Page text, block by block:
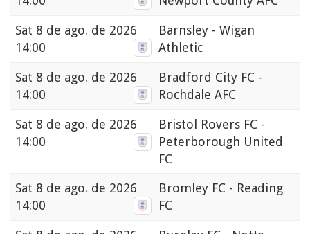
Sat 8 de ago. de 2026
14:00
Barnsley - Wigan
Athletic
Sat 8 de ago. de 2026
14:00
Bradford City FC -
Rochdale AFC
Sat 8 de ago. de 2026
14:00
Bristol Rovers FC -
Peterborough United
FC
Sat 8 de ago. de 2026
14:00
Bromley FC - Reading
FC